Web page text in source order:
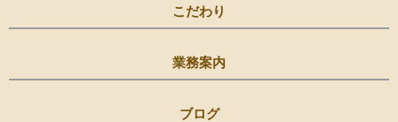
こだわり
業務案内
ブログ